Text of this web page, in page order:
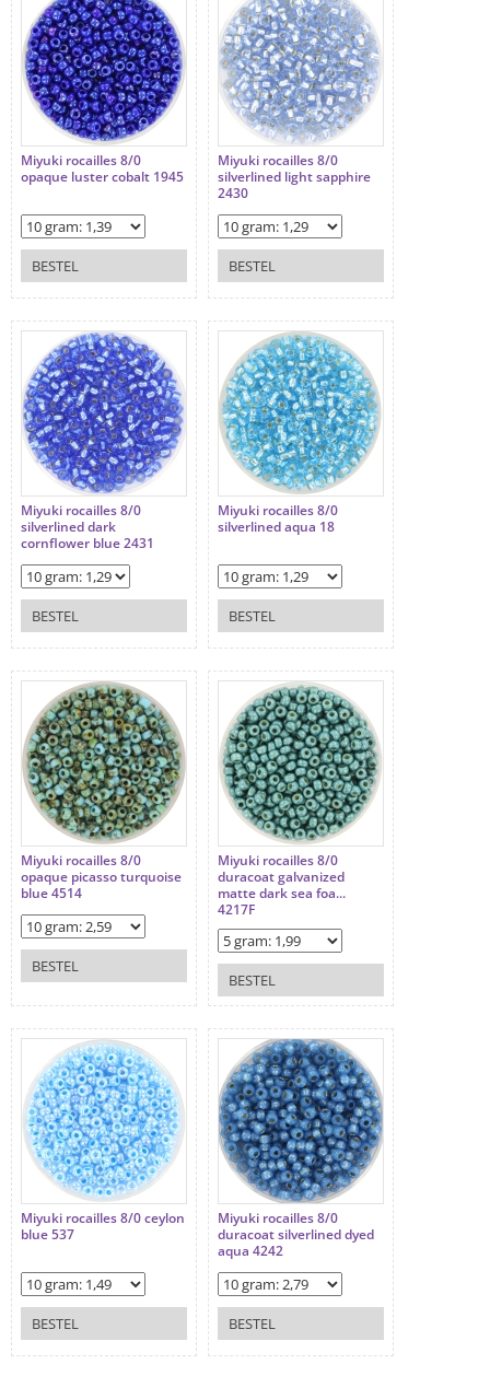
Miyuki rocailles 8/0
opaque luster cobalt 1945
BESTEL
Miyuki rocailles 8/0
silverlined light sapphire
2430
BESTEL
Miyuki rocailles 8/0
silverlined dark
cornflower blue 2431
BESTEL
Miyuki rocailles 8/0
silverlined aqua 18
BESTEL
Miyuki rocailles 8/0
opaque picasso turquoise
blue 4514
BESTEL
Miyuki rocailles 8/0
duracoat galvanized
matte dark sea foa...
4217F
BESTEL
Miyuki rocailles 8/0 ceylon
blue 537
BESTEL
Miyuki rocailles 8/0
duracoat silverlined dyed
aqua 4242
BESTEL